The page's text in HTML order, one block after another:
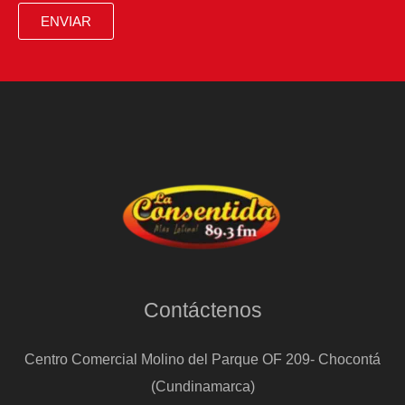
ENVIAR
Contáctenos
Centro Comercial Molino del Parque OF 209- Chocontá
(Cundinamarca)